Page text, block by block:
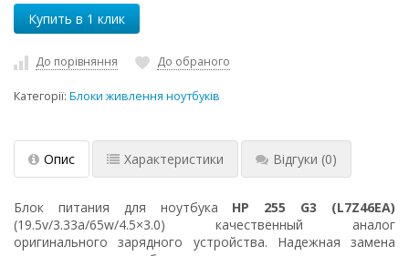
До порівняння До обраного
Категорії: Блоки живлення ноутбуків
Опис Характеристики Відгуки (0)
Блок питания для ноутбука HP 255 G3 (L7Z46EA)
(19.5v/3.33a/65w/4.5×3.0) качественный аналог
оригинального зарядного устройства. Надежная замена